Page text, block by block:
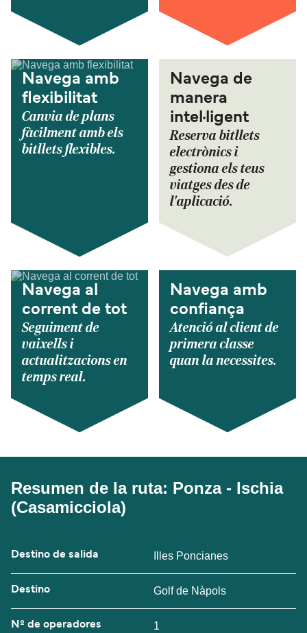
Navega amb
flexibilitat
Canvia de plans
fàcilment amb els
bitllets flexibles.
Navega de
manera
intel·ligent
Reserva bitllets
electrònics i
gestiona els teus
viatges des de
l'aplicació.
Navega al
corrent de tot
Seguiment de
vaixells i
actualitzacions en
temps real.
Navega amb
confiança
Atenció al client de
primera classe
quan la necessites.
Resumen de la ruta: Ponza - Ischia
(Casamicciola)
Destino de salida Illes Poncianes
Destino Golf de Nàpols
Nº de operadores 1